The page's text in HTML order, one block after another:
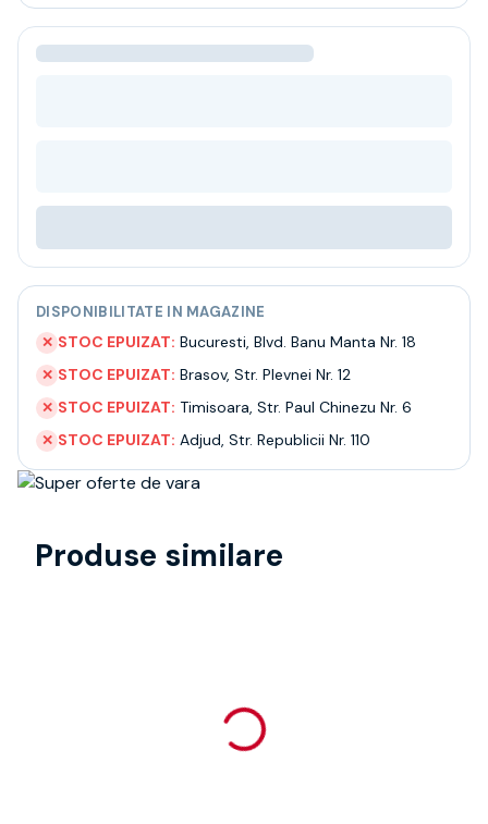
Ceai
Bacanie
Despre noi
Livrare
Termeni si conditii
Politica de confidentialitate
Intrebari frecvente
DISPONIBILITATE IN MAGAZINE
✕ STOC EPUIZAT: Bucuresti, Blvd. Banu Manta Nr. 18
✕ STOC EPUIZAT: Brasov, Str. Plevnei Nr. 12
✕ STOC EPUIZAT: Timisoara, Str. Paul Chinezu Nr. 6
✕ STOC EPUIZAT: Adjud, Str. Republicii Nr. 110
Produse similare